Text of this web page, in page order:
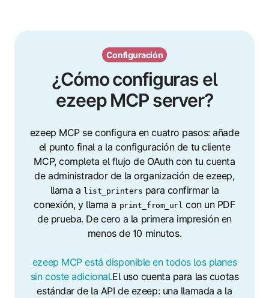
Configuración
¿Cómo configuras el
ezeep MCP server?
ezeep MCP se configura en cuatro pasos: añade
el punto final a la configuración de tu cliente
MCP, completa el flujo de OAuth con tu cuenta
de administrador de la organización de ezeep,
llama a list_printers para confirmar la
conexión, y llama a print_from_url con un PDF
de prueba. De cero a la primera impresión en
menos de 10 minutos.
ezeep MCP está disponible en todos los planes
sin coste adicional.El uso cuenta para las cuotas
estándar de la API de ezeep: una llamada a la